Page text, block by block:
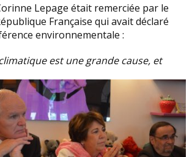
Lepage était remerciée par le
Française qui avait déclaré
environnementale :
est une grande cause, et